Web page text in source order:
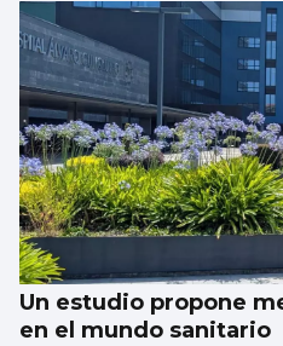
Un estudio propone
en el mundo sanitario